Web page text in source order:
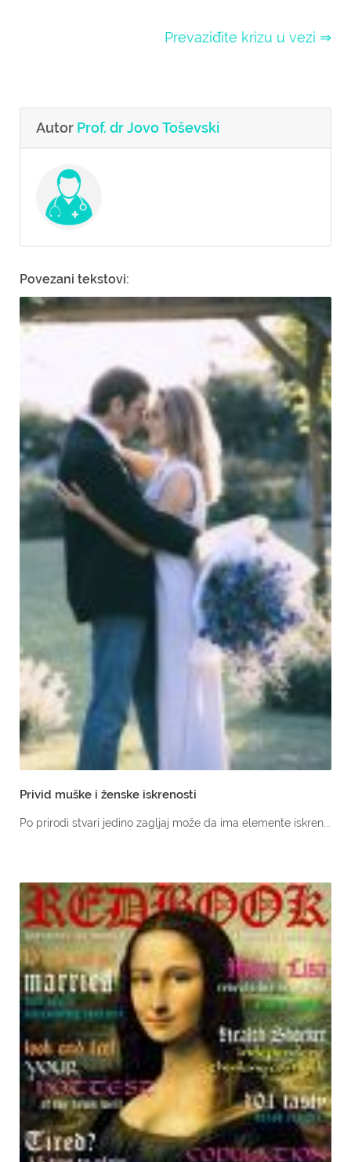
Prevaziđite krizu u vezi ⇒
Autor Prof. dr Jovo Toševski
Povezani tekstovi:
Privid muške i ženske iskrenosti
Po prirodi stvari jedino zagljaj može da ima elemente iskren...